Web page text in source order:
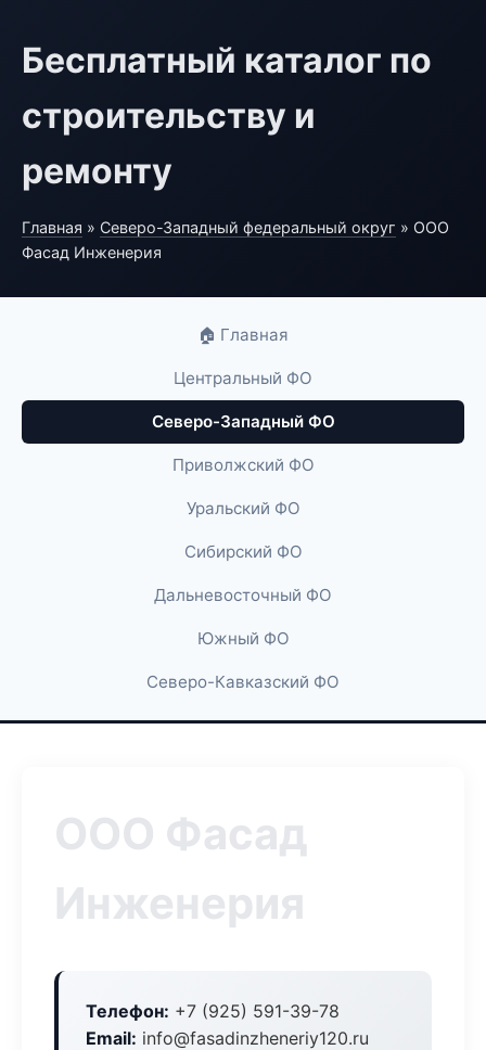
Бесплатный каталог по
строительству и
ремонту
Главная » Северо-Западный федеральный округ » ООО
Фасад Инженерия
🏠 Главная
Центральный ФО
Северо-Западный ФО
Приволжский ФО
Уральский ФО
Сибирский ФО
Дальневосточный ФО
Южный ФО
Северо-Кавказский ФО
ООО Фасад
Инженерия
Телефон: +7 (925) 591-39-78
Email: info@fasadinzheneriy120.ru